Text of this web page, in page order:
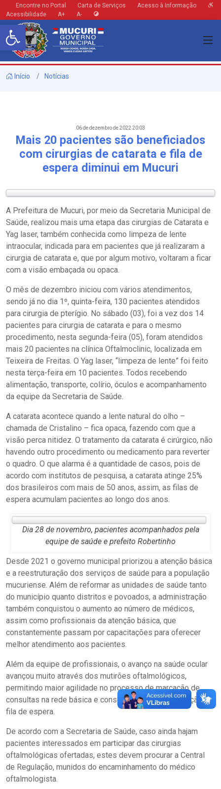
Barra de Ferramentas Aberta
Encontre no Portal Carta de Serviços
Acesso à Informação
Acessibilidade
A+ A-
Início Notícias
06 de dezembro de 2022 20:03
Mais 20 pacientes são beneficiados
com cirurgias de catarata e fila de
espera diminui em Mucuri
A Prefeitura de Mucuri, por meio da Secretaria Municipal de
Saúde, realizou mais uma etapa das cirurgias de Catarata e
Yag laser, também conhecida como limpeza de lente
intraocular, indicada para em pacientes que já realizaram a
cirurgia de catarata e, que por algum motivo, voltaram a ficar
com a visão embaçada ou opaca.
O mês de dezembro iniciou com vários atendimentos,
sendo já no dia 1º, quinta-feira, 130 pacientes atendidos
para cirurgia de pterígio. No sábado (03), foi a vez dos 14
pacientes para cirurgia de catarata e para o mesmo
procedimento, nesta segunda-feira (05), foram atendidos
mais 20 pacientes na clínica Oftalmoclinic, localizada em
Teixeira de Freitas. O Yag laser, “limpeza de lente” foi feito
nesta terça-feira em 10 pacientes. Todos recebendo
alimentação, transporte, colírio, óculos e acompanhamento
da equipe da Secretaria de Saúde.
A catarata acontece quando a lente natural do olho –
chamada de Cristalino – fica opaca, fazendo com que a
visão perca nitidez. O tratamento da catarata é cirúrgico, não
havendo outro procedimento ou medicamento para reverter
o quadro. O que alarma é a quantidade de casos, pois de
acordo com institutos de pesquisa, a catarata atinge 25%
dos brasileiros com mais de 50 anos, assim, as filas de
espera acumulam pacientes ao longo dos anos.
Dia 28 de novembro, pacientes acompanhados pela
equipe de saúde e prefeito Robertinho
Desde 2021 o governo municipal priorizou a atenção básica
e a reestruturação dos serviços de saúde para a população
mucuriense. Além de reformar as unidades de saúde tanto
do município quanto distritos e povoados, a administração
também conquistou o aumento ao número de médicos,
assim como profissionais da atenção básica, que
constantemente passam por capacitações para oferecer
melhor atendimento aos pacientes.
Além da equipe de profissionais, o avanço na saúde ocular
avançou muito através dos mutirões oftalmológicos,
permitindo maior agilidade no processo de marcação de
consultas na rede básica e consequentemente a redução na
fila de espera.
De acordo com a Secretaria de Saúde, caso ainda hajam
pacientes interessados em participar das cirurgias
oftalmológicas ofertadas, estes devem procurar a Central
de Regulação, munidos do encaminhamento do médico
oftalmologista.